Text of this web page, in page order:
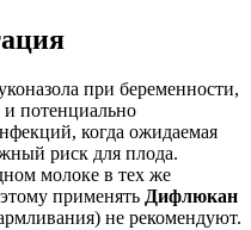
при беременности,
потенциально
когда ожидаемая
риск для плода.
молоке в тех же
применять Дифлюкан
не рекомендуют.